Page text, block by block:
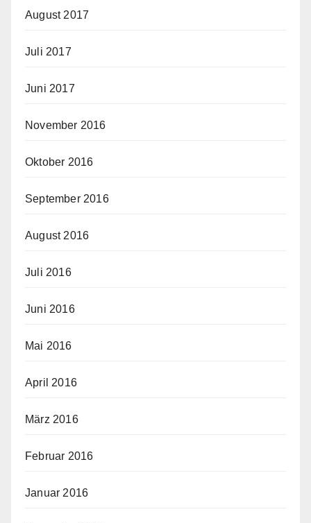
August 2017
Juli 2017
Juni 2017
November 2016
Oktober 2016
September 2016
August 2016
Juli 2016
Juni 2016
Mai 2016
April 2016
März 2016
Februar 2016
Januar 2016